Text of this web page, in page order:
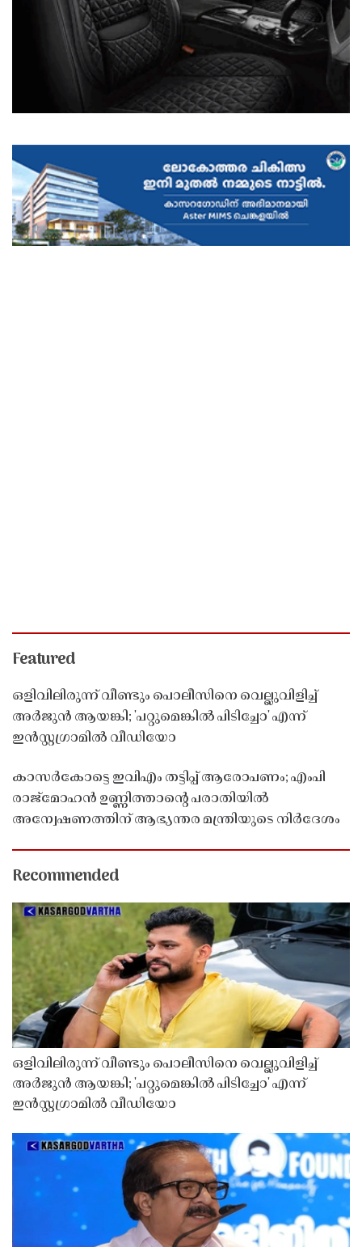
Featured
ഒളിവിലിരുന്ന് വീണ്ടും പൊലീസിനെ വെല്ലുവിളിച്ച്
അർജുൻ ആയങ്കി; 'പറ്റുമെങ്കിൽ പിടിച്ചോ' എന്ന്
ഇൻസ്റ്റഗ്രാമിൽ വീഡിയോ
കാസർകോട്ടെ ഇവിഎം തട്ടിപ്പ് ആരോപണം; എംപി
രാജ്‌മോഹൻ ഉണ്ണിത്താന്റെ പരാതിയിൽ
അന്വേഷണത്തിന് ആഭ്യന്തര മന്ത്രിയുടെ നിർദേശം
Recommended
ഒളിവിലിരുന്ന് വീണ്ടും പൊലീസിനെ വെല്ലുവിളിച്ച്
അർജുൻ ആയങ്കി; 'പറ്റുമെങ്കിൽ പിടിച്ചോ' എന്ന്
ഇൻസ്റ്റഗ്രാമിൽ വീഡിയോ